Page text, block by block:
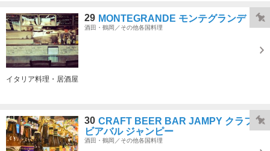
29 MONTEGRANDE モンテグランデ
酒田・鶴岡／その他各国料理
イタリア料理・居酒屋
30 CRAFT BEER BAR JAMPY クラフト
ビアバル ジャンピー
酒田・鶴岡／その他各国料理